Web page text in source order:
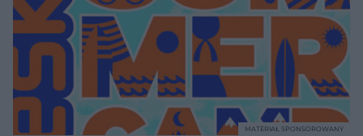
MATERIAŁ SPONSOROWANY